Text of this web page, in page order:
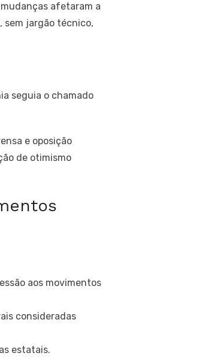
afetaram a
sem jargão técnico,
seguia o chamado
e oposição
de otimismo
aos movimentos
consideradas
estatais.